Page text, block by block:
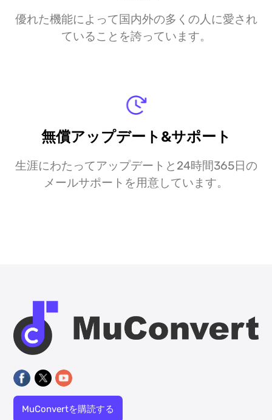
優れた機能によって国内外の多くの人に愛され
ていることを誇っています。
無償アップデート&サポート
生涯にわたってアップデートと24時間365日の
メールサポートを用意しています。
MuConvertを購読する